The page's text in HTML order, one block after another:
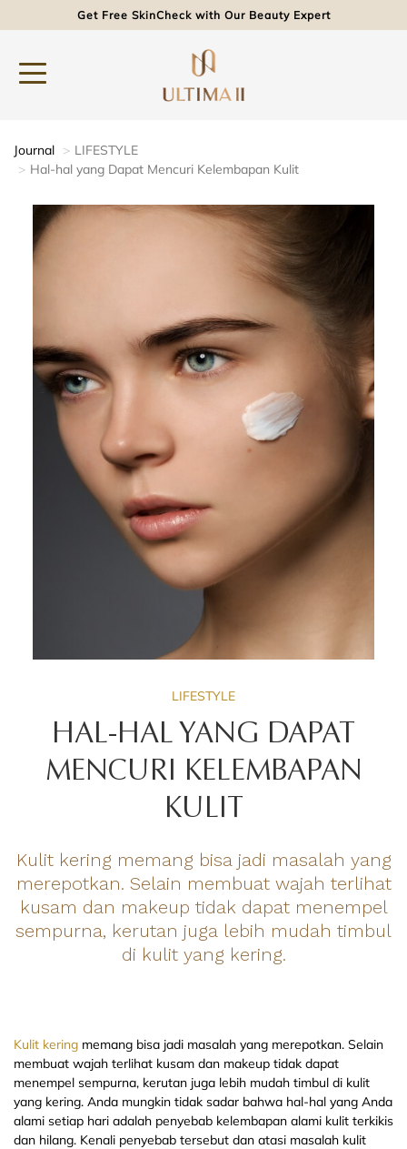
Get Free SkinCheck with Our Beauty Expert
Journal
LIFESTYLE
Hal-hal yang Dapat Mencuri Kelembapan Kulit
LIFESTYLE
HAL-HAL YANG DAPAT
MENCURI KELEMBAPAN
KULIT
Kulit kering memang bisa jadi masalah yang
merepotkan. Selain membuat wajah terlihat
kusam dan makeup tidak dapat menempel
sempurna, kerutan juga lebih mudah timbul
di kulit yang kering.
Kulit kering memang bisa jadi masalah yang merepotkan. Selain
membuat wajah terlihat kusam dan makeup tidak dapat
menempel sempurna, kerutan juga lebih mudah timbul di kulit
yang kering. Anda mungkin tidak sadar bahwa hal-hal yang Anda
alami setiap hari adalah penyebab kelembapan alami kulit terkikis
dan hilang. Kenali penyebab tersebut dan atasi masalah kulit